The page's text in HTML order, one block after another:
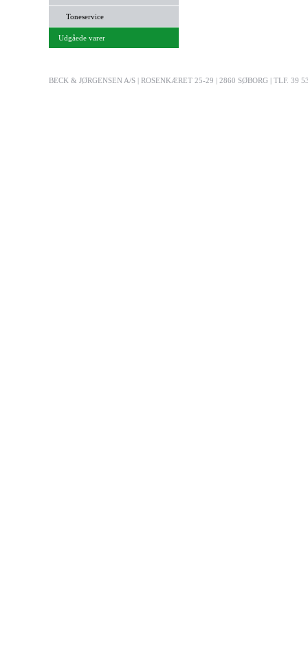
Toneservice
Udgåede varer
BECK & JØRGENSEN A/S | ROSENKÆRET 25-29 | 2860 SØBORG | TLF. 39